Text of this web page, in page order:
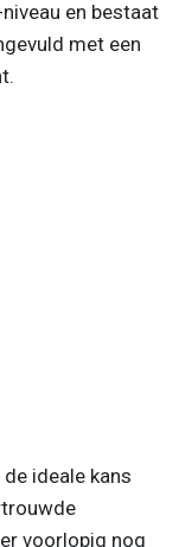
en bestaat
met een
ideale kans
voorlopig nog